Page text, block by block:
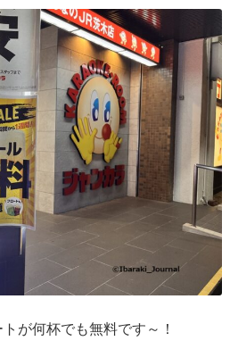
が何杯でも無料です～！